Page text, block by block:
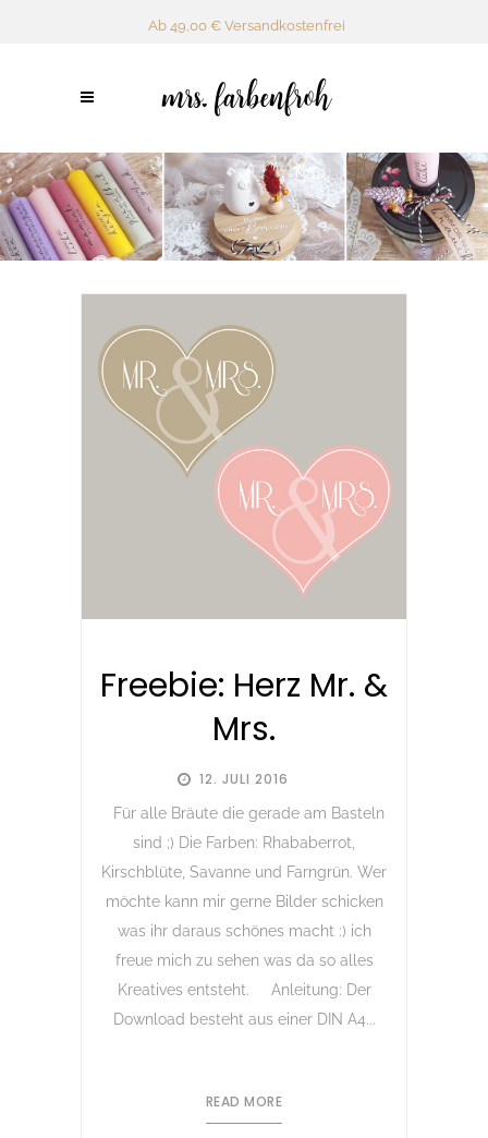
Ab 49,00 € Versandkostenfrei
12. JULI 2016
Freebie: Herz Mr. &
Mrs.
Für alle Bräute die gerade am Basteln
sind ;) Die Farben: Rhababerrot,
Kirschblüte, Savanne und Farngrün. Wer
möchte kann mir gerne Bilder schicken
was ihr daraus schönes macht :) ich
freue mich zu sehen was da so alles
Kreatives entsteht. Anleitung: Der
Download besteht aus einer DIN A4...
READ MORE